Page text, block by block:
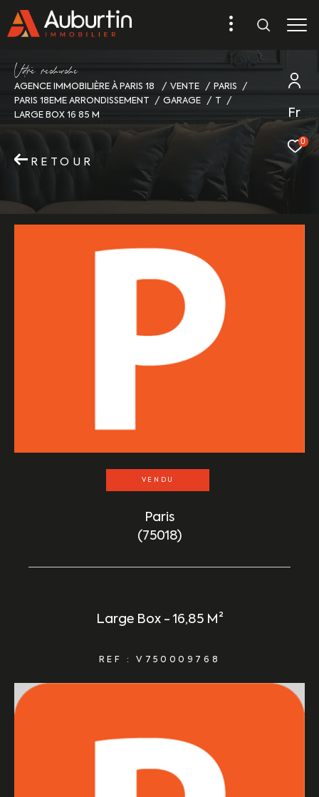
Fr
0
Vore recece
AGENCE IMMOBILIÈRE À PARIS 18 VENTE
PARIS
PARIS 18EME ARRONDISSEMENT
GARAGE
T
LARGE BOX 16 85 M
RETOUR
VENDU
Paris
(75018)
Large Box - 16,85 M²
REF : V750009768